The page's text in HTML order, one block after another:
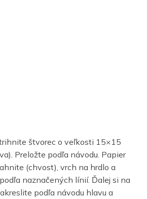
štvorec o veľkosti 15×15
Preložte podľa návodu. Papier
(chvost), vrch na hrdlo a
naznačených línií. Ďalej si na
podľa návodu hlavu a